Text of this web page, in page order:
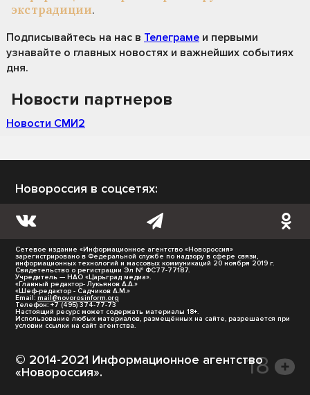
экстрадиции.
Подписывайтесь на нас в Телеграме и первыми
узнавайте о главных новостях и важнейших событиях
дня.
Новости партнеров
Новости СМИ2
Новороссия в соцсетях:
Сетевое издание «Информационное агентство «Новороссия»
зарегистрировано в Федеральной службе по надзору в сфере связи,
информационных технологий и массовых коммуникаций 20 ноября 2019 г.
Свидетельство о регистрации Эл № ФС77-77187.
Учредитель — НАО «Царьград медиа».
«Главный редактор- Лукьянов А.А.»
«Шеф-редактор - Садчиков А.М.»
Email: mail@novorosinform.org
Телефон: +7 (495) 374-77-73
Настоящий ресурс может содержать материалы 18+.
Использование любых материалов, размещённых на сайте, разрешается при
условии ссылки на сайт агентства.
© 2014-2021 Информационное агентство
«Новороссия».